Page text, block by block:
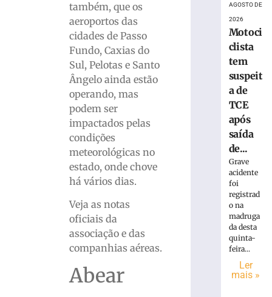
também, que os
aeroportos das
cidades de Passo
Fundo, Caxias do
Sul, Pelotas e Santo
Ângelo ainda estão
operando, mas
podem ser
impactados pelas
condições
meteorológicas no
estado, onde chove
há vários dias.
Veja as notas
oficiais da
associação e das
companhias aéreas.
Abear
km/h
Veolia
lança
canal
único
WhatsApp
AGOSTO DE
2026
Motoci
clista
tem
suspeit
a de
TCE
após
saída
de...
Grave
acidente
foi
registrad
o na
madruga
da desta
quinta-
feira...
Ler
mais »